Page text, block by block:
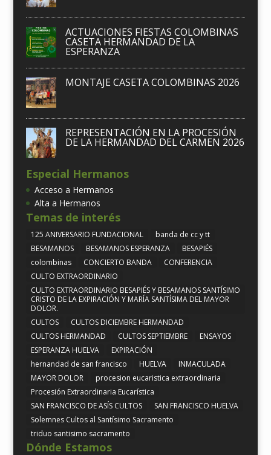
ACTUACIONES FIESTAS COLOMBINAS
CASETA HERMANDAD DE LA
ESPERANZA
MONTAJE CASETA COLOMBINAS 2026
REPRESENTACIÓN EN LA PROCESIÓN
DE LA HERMANDAD DEL CARMEN 2026
Especial Hermanos
Acceso a Hermanos
Alta a Hermanos
Temas de interés
125 ANIVERSARIO FUNDACIONAL
banda de cc y tt
BESAMANOS
BESAMANOS ESPERANZA
BESAPIÉS
colombinas
CONCIERTO BANDA
CONFERENCIA
CULTO EXTRAORDINARIO
CULTO EXTRAORDINARIO BESAPIÉS Y BESAMANOS SANTÍSIMO
CRISTO DE LA EXPIRACIÓN Y MARÍA SANTÍSIMA DEL MAYOR
DOLOR.
CULTOS
CULTOS DICIEMBRE HERMANDAD
CULTOS HERMANDAD
CULTOS SEPTIEMBRE
ENSAYOS
ESPERANZA HUELVA
EXPIRACIÓN
hernandad de san francisco
HUELVA
INMACULADA
MAYOR DOLOR
procesion eucaristica extraordinaria
Procesión Extraordinaria Eucarística
SAN FRANCISCO DE ASÍS CULTOS
SAN FRANCISCO HUELVA
Solemnes Cultos al Santísimo Sacramento
triduo santisimo sacramento
Dónde Estamos